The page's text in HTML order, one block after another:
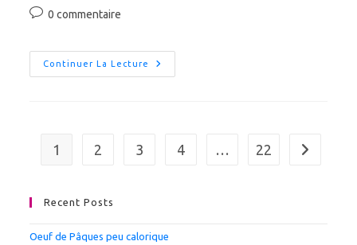
publication :
category:
Commentaires
publication :
0 commentaire
Continuer La Lecture
Régime
DUKAN,
1 2 3 4 … 22 Aller à la
Recent Posts
Oeuf de Pâques peu calorique